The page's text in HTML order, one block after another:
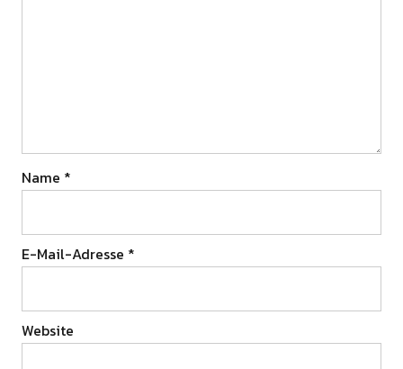
Name *
E-Mail-Adresse *
Website